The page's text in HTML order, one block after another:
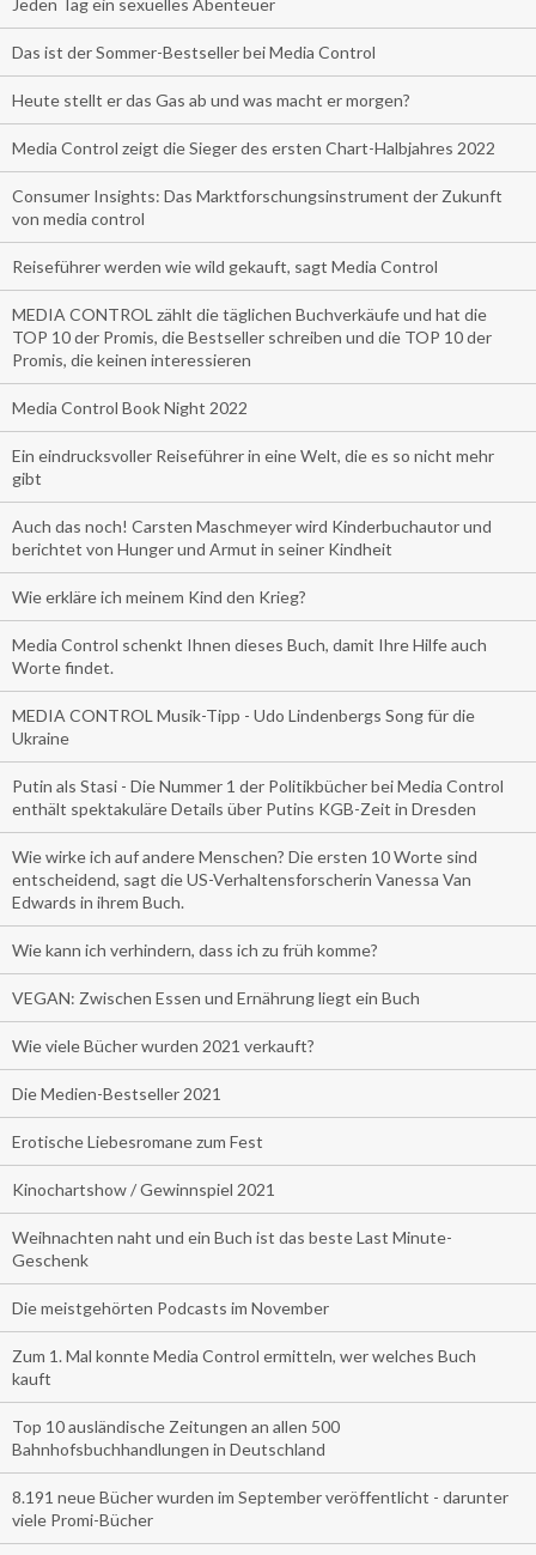
Das ist der Sommer-Bestseller bei Media Control
Heute stellt er das Gas ab und was macht er morgen?
Media Control zeigt die Sieger des ersten Chart-Halbjahres 2022
Consumer Insights: Das Marktforschungsinstrument der Zukunft
von media control
Reiseführer werden wie wild gekauft, sagt Media Control
MEDIA CONTROL zählt die täglichen Buchverkäufe und hat die
TOP 10 der Promis, die Bestseller schreiben und die TOP 10 der
Promis, die keinen interessieren
Media Control Book Night 2022
Ein eindrucksvoller Reiseführer in eine Welt, die es so nicht mehr
gibt
Auch das noch! Carsten Maschmeyer wird Kinderbuchautor und
berichtet von Hunger und Armut in seiner Kindheit
Wie erkläre ich meinem Kind den Krieg?
Media Control schenkt Ihnen dieses Buch, damit Ihre Hilfe auch
Worte findet.
MEDIA CONTROL Musik-Tipp - Udo Lindenbergs Song für die
Ukraine
Putin als Stasi - Die Nummer 1 der Politikbücher bei Media Control
enthält spektakuläre Details über Putins KGB-Zeit in Dresden
Wie wirke ich auf andere Menschen? Die ersten 10 Worte sind
entscheidend, sagt die US-Verhaltensforscherin Vanessa Van
Edwards in ihrem Buch.
Wie kann ich verhindern, dass ich zu früh komme?
VEGAN: Zwischen Essen und Ernährung liegt ein Buch
Wie viele Bücher wurden 2021 verkauft?
Die Medien-Bestseller 2021
Erotische Liebesromane zum Fest
Kinochartshow / Gewinnspiel 2021
Weihnachten naht und ein Buch ist das beste Last Minute-
Geschenk
Die meistgehörten Podcasts im November
Zum 1. Mal konnte Media Control ermitteln, wer welches Buch
kauft
Top 10 ausländische Zeitungen an allen 500
Bahnhofsbuchhandlungen in Deutschland
8.191 neue Bücher wurden im September veröffentlicht - darunter
viele Promi-Bücher